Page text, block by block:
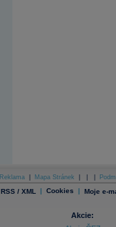
Reklama Mapa Stránek
RSS / XML | Cookies | Moje e-
Akcie: